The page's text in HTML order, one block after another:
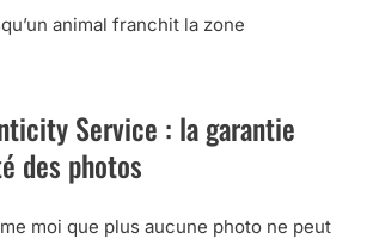
animal franchit la zone
Service : la garantie
des photos
moi que plus aucune photo ne peut